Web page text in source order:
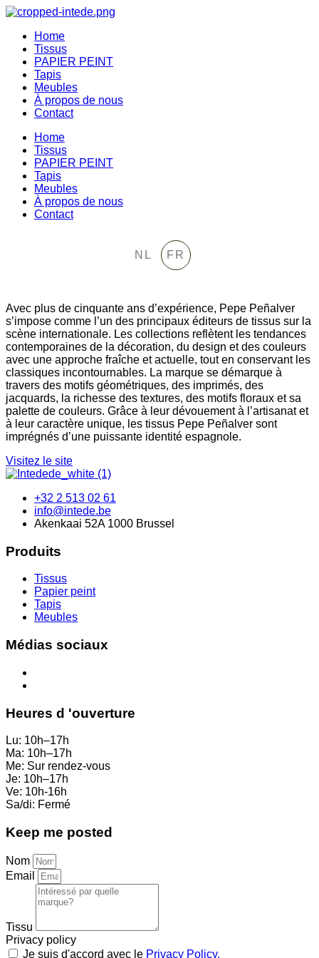
Home
Tissus
PAPIER PEINT
Tapis
Meubles
À propos de nous
Contact
Home
Tissus
PAPIER PEINT
Tapis
Meubles
À propos de nous
Contact
NL
FR
Avec plus de cinquante ans d’expérience, Pepe Peñalver
s’impose comme l’un des principaux éditeurs de tissus sur la
scène internationale. Les collections reflètent les tendances
contemporaines de la décoration, du design et des couleurs
avec une approche fraîche et actuelle, tout en conservant les
classiques incontournables. La marque se démarque à
travers des motifs géométriques, des imprimés, des
jacquards, la richesse des textures, des motifs floraux et sa
palette de couleurs. Grâce à leur dévouement à l’artisanat et
à leur caractère unique, les tissus Pepe Peñalver sont
imprégnés d’une puissante identité espagnole.
Visitez le site
+32 2 513 02 61
info@intede.be
Akenkaai 52A 1000 Brussel
Produits
Tissus
Papier peint
Tapis
Meubles
Médias sociaux
Heures d 'ouverture
Lu: 10h–17h
Ma: 10h–17h
Me: Sur rendez-vous
Je: 10h–17h
Ve: 10h-16h
Sa/di: Fermé
Keep me posted
Nom
Email
Tissu
Privacy policy
Je suis d'accord avec le Privacy Policy.